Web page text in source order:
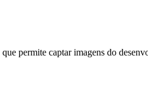
permite captar imagens do